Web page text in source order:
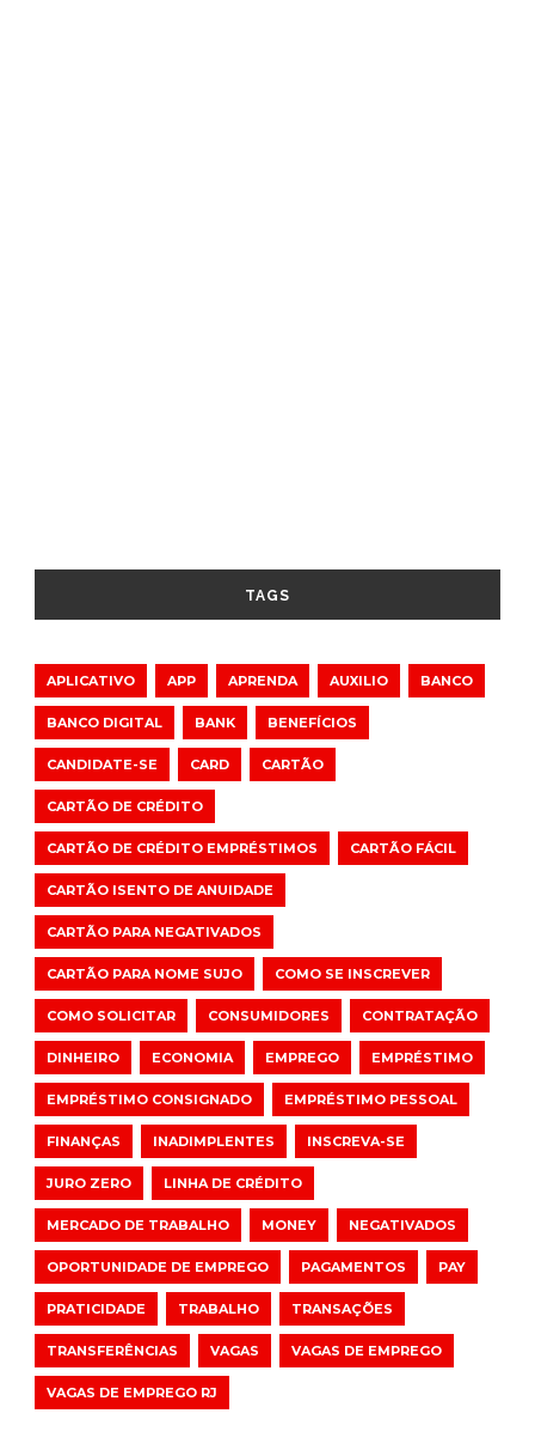
TAGS
APLICATIVO APP APRENDA AUXILIO BANCO
BANCO DIGITAL BANK BENEFÍCIOS
CANDIDATE-SE CARD CARTÃO
CARTÃO DE CRÉDITO
CARTÃO DE CRÉDITO EMPRÉSTIMOS CARTÃO FÁCIL
CARTÃO ISENTO DE ANUIDADE
CARTÃO PARA NEGATIVADOS
CARTÃO PARA NOME SUJO COMO SE INSCREVER
COMO SOLICITAR CONSUMIDORES CONTRATAÇÃO
DINHEIRO ECONOMIA EMPREGO EMPRÉSTIMO
EMPRÉSTIMO CONSIGNADO EMPRÉSTIMO PESSOAL
FINANÇAS INADIMPLENTES INSCREVA-SE
JURO ZERO LINHA DE CRÉDITO
MERCADO DE TRABALHO MONEY NEGATIVADOS
OPORTUNIDADE DE EMPREGO PAGAMENTOS PAY
PRATICIDADE TRABALHO TRANSAÇÕES
TRANSFERÊNCIAS VAGAS VAGAS DE EMPREGO
VAGAS DE EMPREGO RJ